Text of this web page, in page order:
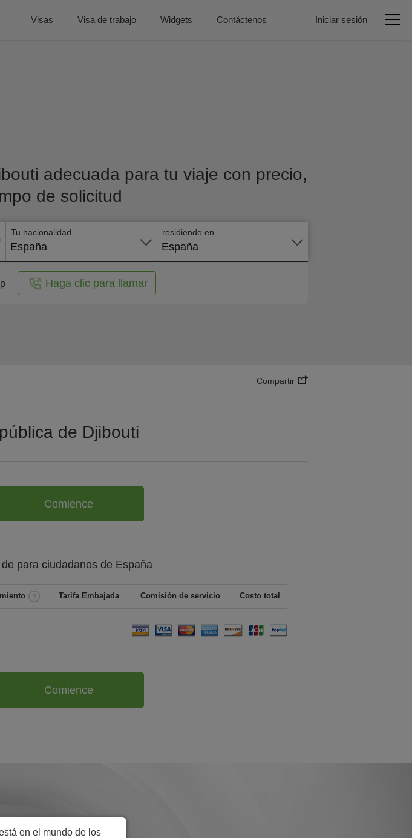
Visas Visa de trabajo Widgets Contáctenos Iniciar sesión
adecuada para tu viaje con precio,
de solicitud
Tu nacionalidad
España
residiendo en
España
Aplicar
Haga clic para llamar
Compartir
de Djibouti
Comience
para ciudadanos de España
Tarifa Embajada Comisión de servicio Costo total
Comience
en el mundo de los